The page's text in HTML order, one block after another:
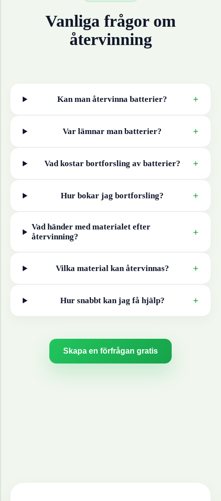
Vanliga frågor om
återvinning
Kan man återvinna batterier? +
Var lämnar man batterier? +
Vad kostar bortforsling av batterier? +
Hur bokar jag bortforsling? +
Vad händer med materialet efter
återvinning?
+
Vilka material kan återvinnas? +
Hur snabbt kan jag få hjälp? +
Skapa en förfrågan gratis